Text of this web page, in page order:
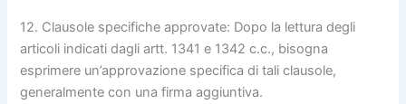
12. Clausole specifiche approvate: Dopo la lettura degli
articoli indicati dagli artt. 1341 e 1342 c.c., bisogna
esprimere un’approvazione specifica di tali clausole,
generalmente con una firma aggiuntiva.